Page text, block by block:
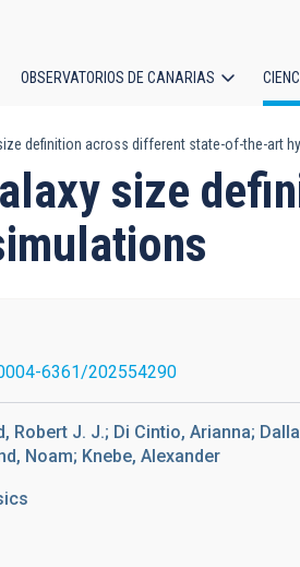
OBSERVATORIOS DE CANARIAS
definition across different state-of-the-art
size
6361/202554290
Robert J. J.; Di Cintio, Arianna;
Noam; Knebe, Alexander